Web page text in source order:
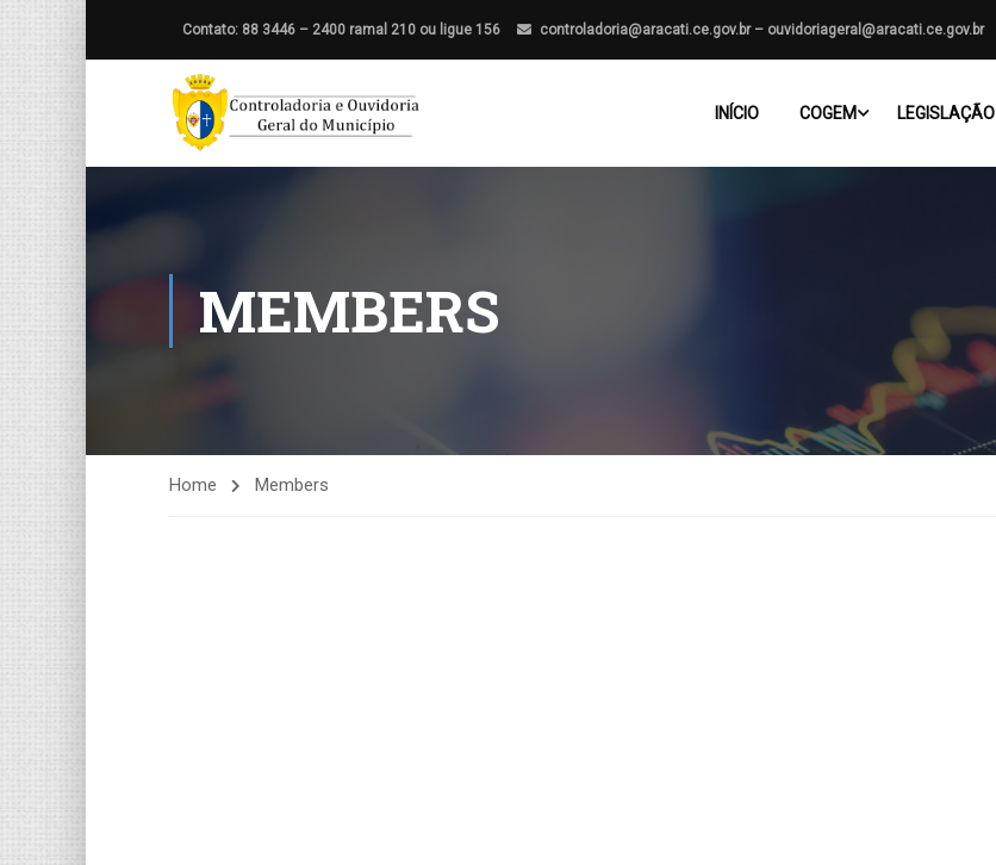
Contato: 88 3446 – 2400 ramal 210 ou ligue 156 controladoria@aracati.ce.gov.br – ouvidoriageral@aracati.ce.gov.br
INÍCIO COGEM LEGISLAÇÃO
MEMBERS
Home Members